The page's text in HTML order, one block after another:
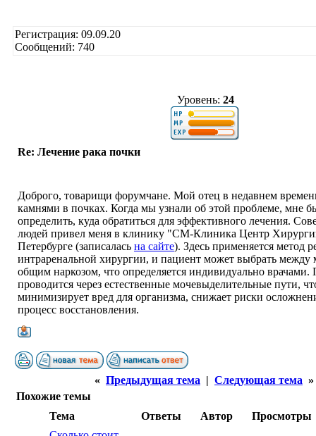
Регистрация: 09.09.20
Сообщений: 740
Уровень: 24
Re: Лечение рака почки
Доброго, товарищи форумчане. Мой отец в недавнем
камнями в почках. Когда мы узнали об этой проблеме, мне
определить, куда обратиться для эффективного лечения.
людей привел меня в клинику "СМ-Клиника Центр
Петербурге (записалась на сайте). Здесь применяется метод
интраренальной хирургии, и пациент может выбрать между
общим наркозом, что определяется индивидуально врачами.
проводится через естественные мочевыделительные пути,
минимизирует вред для организма, снижает риски
процесс восстановления.
« Предыдущая тема | Следующая тема »
Похожие темы
Тема
Ответы Автор
Просмотры